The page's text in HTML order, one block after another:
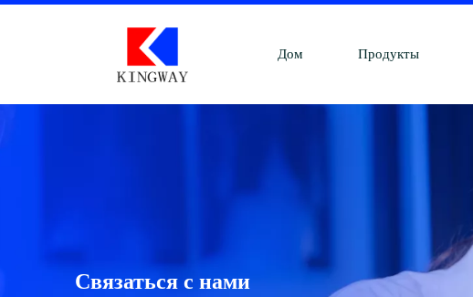
Дом Продукты
Связаться с нами